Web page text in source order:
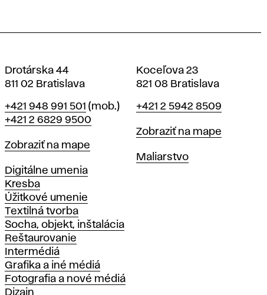
Drotárska 44
811 02 Bratislava
Telefón
+421 948 991 501 (mob.)
+421 2 6829 9500
Mapa
Zobraziť na mape
Katedry
Digitálne umenia
Kresba
Úžitkové umenie
Textilná tvorba
Socha, objekt, inštalácia
Reštaurovanie
Intermédiá
Grafika a iné médiá
Fotografia a nové médiá
Dizajn
Koceľova 23
821 08 Bratislava
Telefón
+421 2 5942 8509
Mapa
Zobraziť na mape
Katedry
Maliarstvo